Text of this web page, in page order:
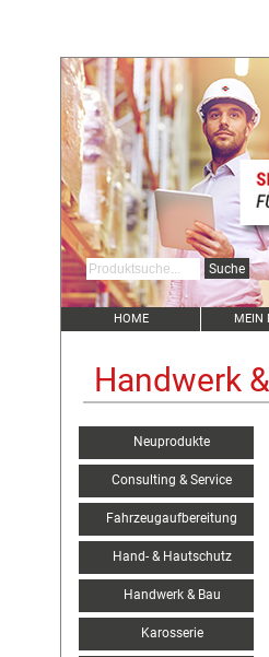
HOME MEIN
Handwerk
Neuprodukte
Consulting & Service
Fahrzeugaufbereitung
Hand- & Hautschutz
Handwerk & Bau
Karosserie